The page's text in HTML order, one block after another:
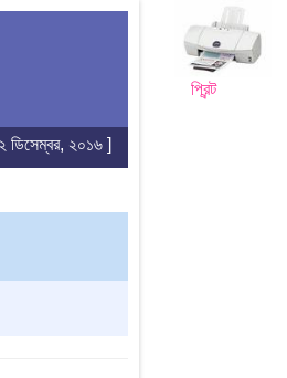
প্রিন্ট
ডিসেম্বর, ২০১৬ ]